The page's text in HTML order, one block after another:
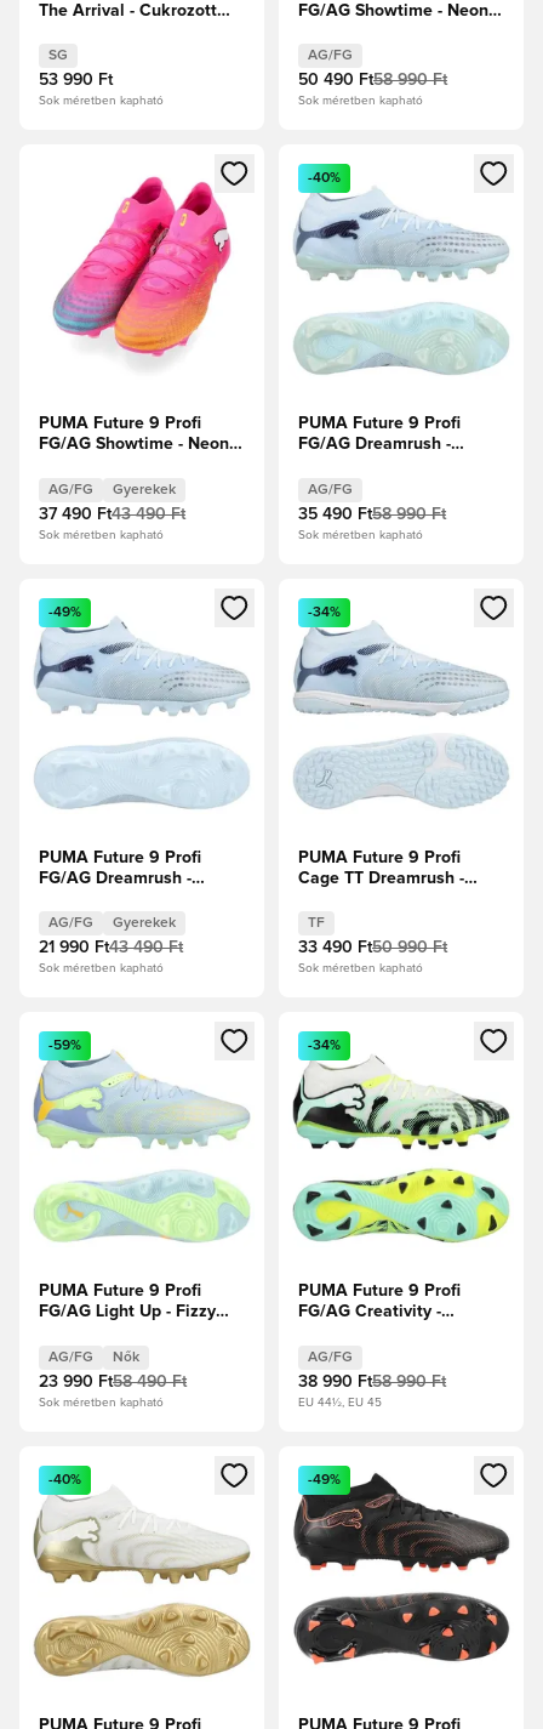
The Arrival - Cukrozott
Fehér/Ultra Red/PUMA
Fekete
SG
53 990 Ft
Sok méretben kapható
FG/AG Showtime - Neon
Élénk türkiz/PUMA Fehér
AG/FG
50 490 Ft58 990 Ft
Sok méretben kapható
Megnyit egy modált a bejelentkezéshez vagy a tagként
PUMA Future 9 Profi
FG/AG Showtime - Neon
Élénk türkiz/PUMA Fehér
Gyerek
AG/FG Gyerekek
37 490 Ft43 490 Ft
Sok méretben kapható
Megnyit egy modált a
-40%
PUMA Future 9 Profi
FG/AG Dreamrush -
AG/FG
35 490 Ft58 990 Ft
Sok méretben kapható
Megnyit egy modált a bejelentkezéshez vagy a tagként
-49%
PUMA Future 9 Profi
FG/AG Dreamrush -
Gyerek
AG/FG Gyerekek
21 990 Ft43 490 Ft
Sok méretben kapható
Megnyit egy modált a
-34%
PUMA Future 9 Profi
Cage TT Dreamrush -
TF
33 490 Ft50 990 Ft
Sok méretben kapható
Megnyit egy modált a bejelentkezéshez vagy a tagként
-59%
PUMA Future 9 Profi
FG/AG Light Up - Fizzy
Levendula Női
AG/FG Nők
23 990 Ft58 490 Ft
Sok méretben kapható
Megnyit egy modált a
-34%
PUMA Future 9 Profi
FG/AG Creativity -
sárga/Mentazselé/PUMA
Fehér/PUMA Fekete
AG/FG
38 990 Ft58 990 Ft
EU 44½, EU 45
Megnyit egy modált a bejelentkezéshez vagy a tagként
-40%
PUMA Future 9 Profi
Megnyit egy modált a
-49%
PUMA Future 9 Profi